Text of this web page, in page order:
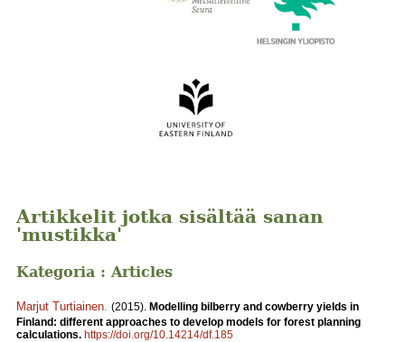
Artikkelit jotka sisältää sanan
'mustikka'
Kategoria : Articles
Marjut Turtiainen (2015). Modelling bilberry and cowberry yields in
Finland: different approaches to develop models for forest planning
calculations. https://doi.org/10.14214/df.185